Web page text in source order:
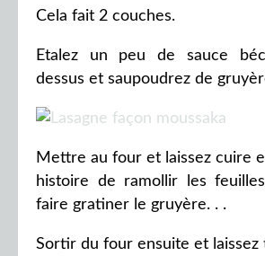
Cela fait 2 couches.
Etalez un peu de sauce
dessus et saupoudrez de
Mettre au four et laissez cuire
histoire de ramollir les
faire gratiner le gruyère. . .
Sortir du four ensuite et laissez